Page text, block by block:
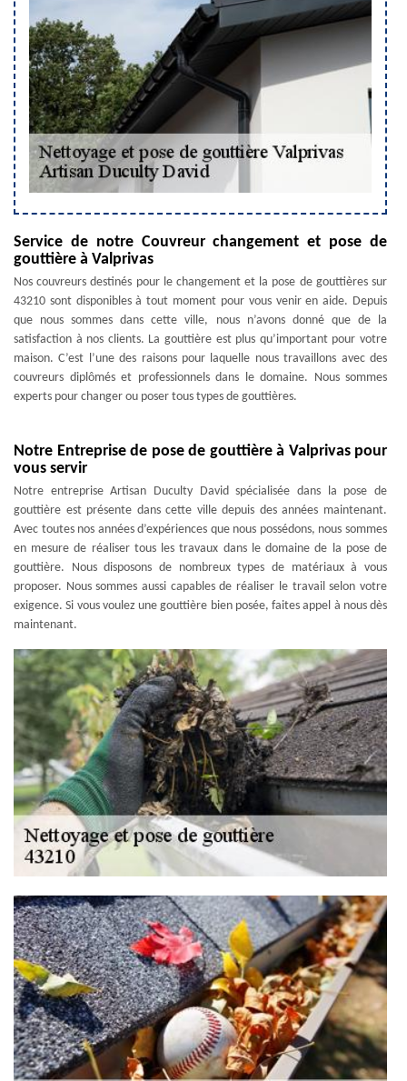
Service de notre Couvreur changement et pose de
gouttière à Valprivas
Nos couvreurs destinés pour le changement et la pose de gouttières sur
43210 sont disponibles à tout moment pour vous venir en aide. Depuis
que nous sommes dans cette ville, nous n’avons donné que de la
satisfaction à nos clients. La gouttière est plus qu’important pour votre
maison. C’est l’une des raisons pour laquelle nous travaillons avec des
couvreurs diplômés et professionnels dans le domaine. Nous sommes
experts pour changer ou poser tous types de gouttières.
Notre Entreprise de pose de gouttière à Valprivas pour
vous servir
Notre entreprise Artisan Duculty David spécialisée dans la pose de
gouttière est présente dans cette ville depuis des années maintenant.
Avec toutes nos années d’expériences que nous possédons, nous sommes
en mesure de réaliser tous les travaux dans le domaine de la pose de
gouttière. Nous disposons de nombreux types de matériaux à vous
proposer. Nous sommes aussi capables de réaliser le travail selon votre
exigence. Si vous voulez une gouttière bien posée, faites appel à nous dès
maintenant.